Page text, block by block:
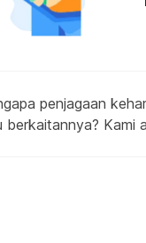
penjagaan
berkaitannya? Kami